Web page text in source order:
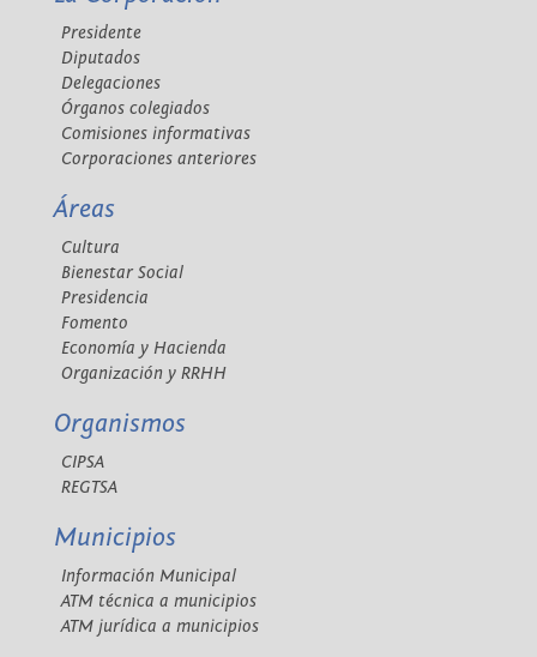
Presidente
Diputados
Delegaciones
Órganos colegiados
Comisiones informativas
Corporaciones anteriores
Áreas
Cultura
Bienestar Social
Presidencia
Fomento
Economía y Hacienda
Organización y RRHH
Organismos
CIPSA
REGTSA
Municipios
Información Municipal
ATM técnica a municipios
ATM jurídica a municipios